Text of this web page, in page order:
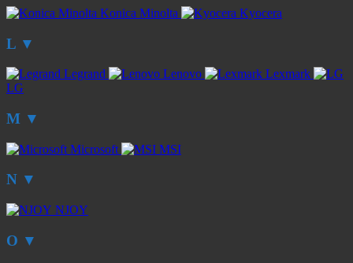
Konica Minolta Kyocera
L ▼
Legrand Lenovo
Lexmark
LG
M ▼
Microsoft MSI
N ▼
NJOY
O ▼